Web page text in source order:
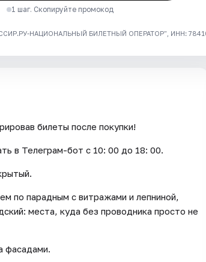
1 шаг. Скопируйте промокод
НАЦИОНАЛЬНЫЙ БИЛЕТНЫЙ ОПЕРАТОР", ИНН:
билеты после покупки!
в Телеграм-бот с 10: 00 до 18: 00.
по парадным с витражами и лепниной,
места, куда без проводника просто не
фасадами.